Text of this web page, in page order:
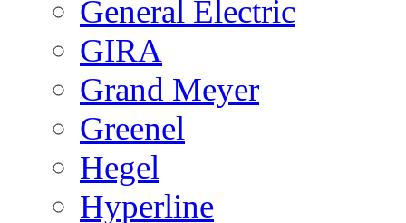
General Electric
GIRA
Grand Meyer
Greenel
Hegel
Hyperline